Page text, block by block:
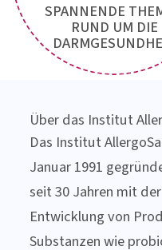
Jetzt
Newsletter
anfordern!